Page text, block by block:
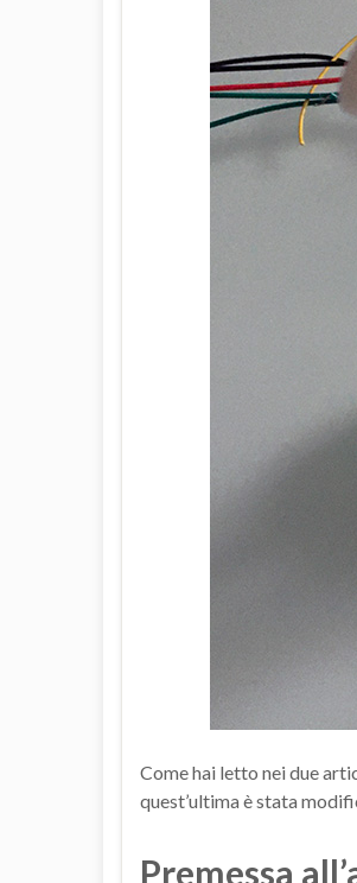
Come hai letto nei due
quest’ultima è stata
Premessa